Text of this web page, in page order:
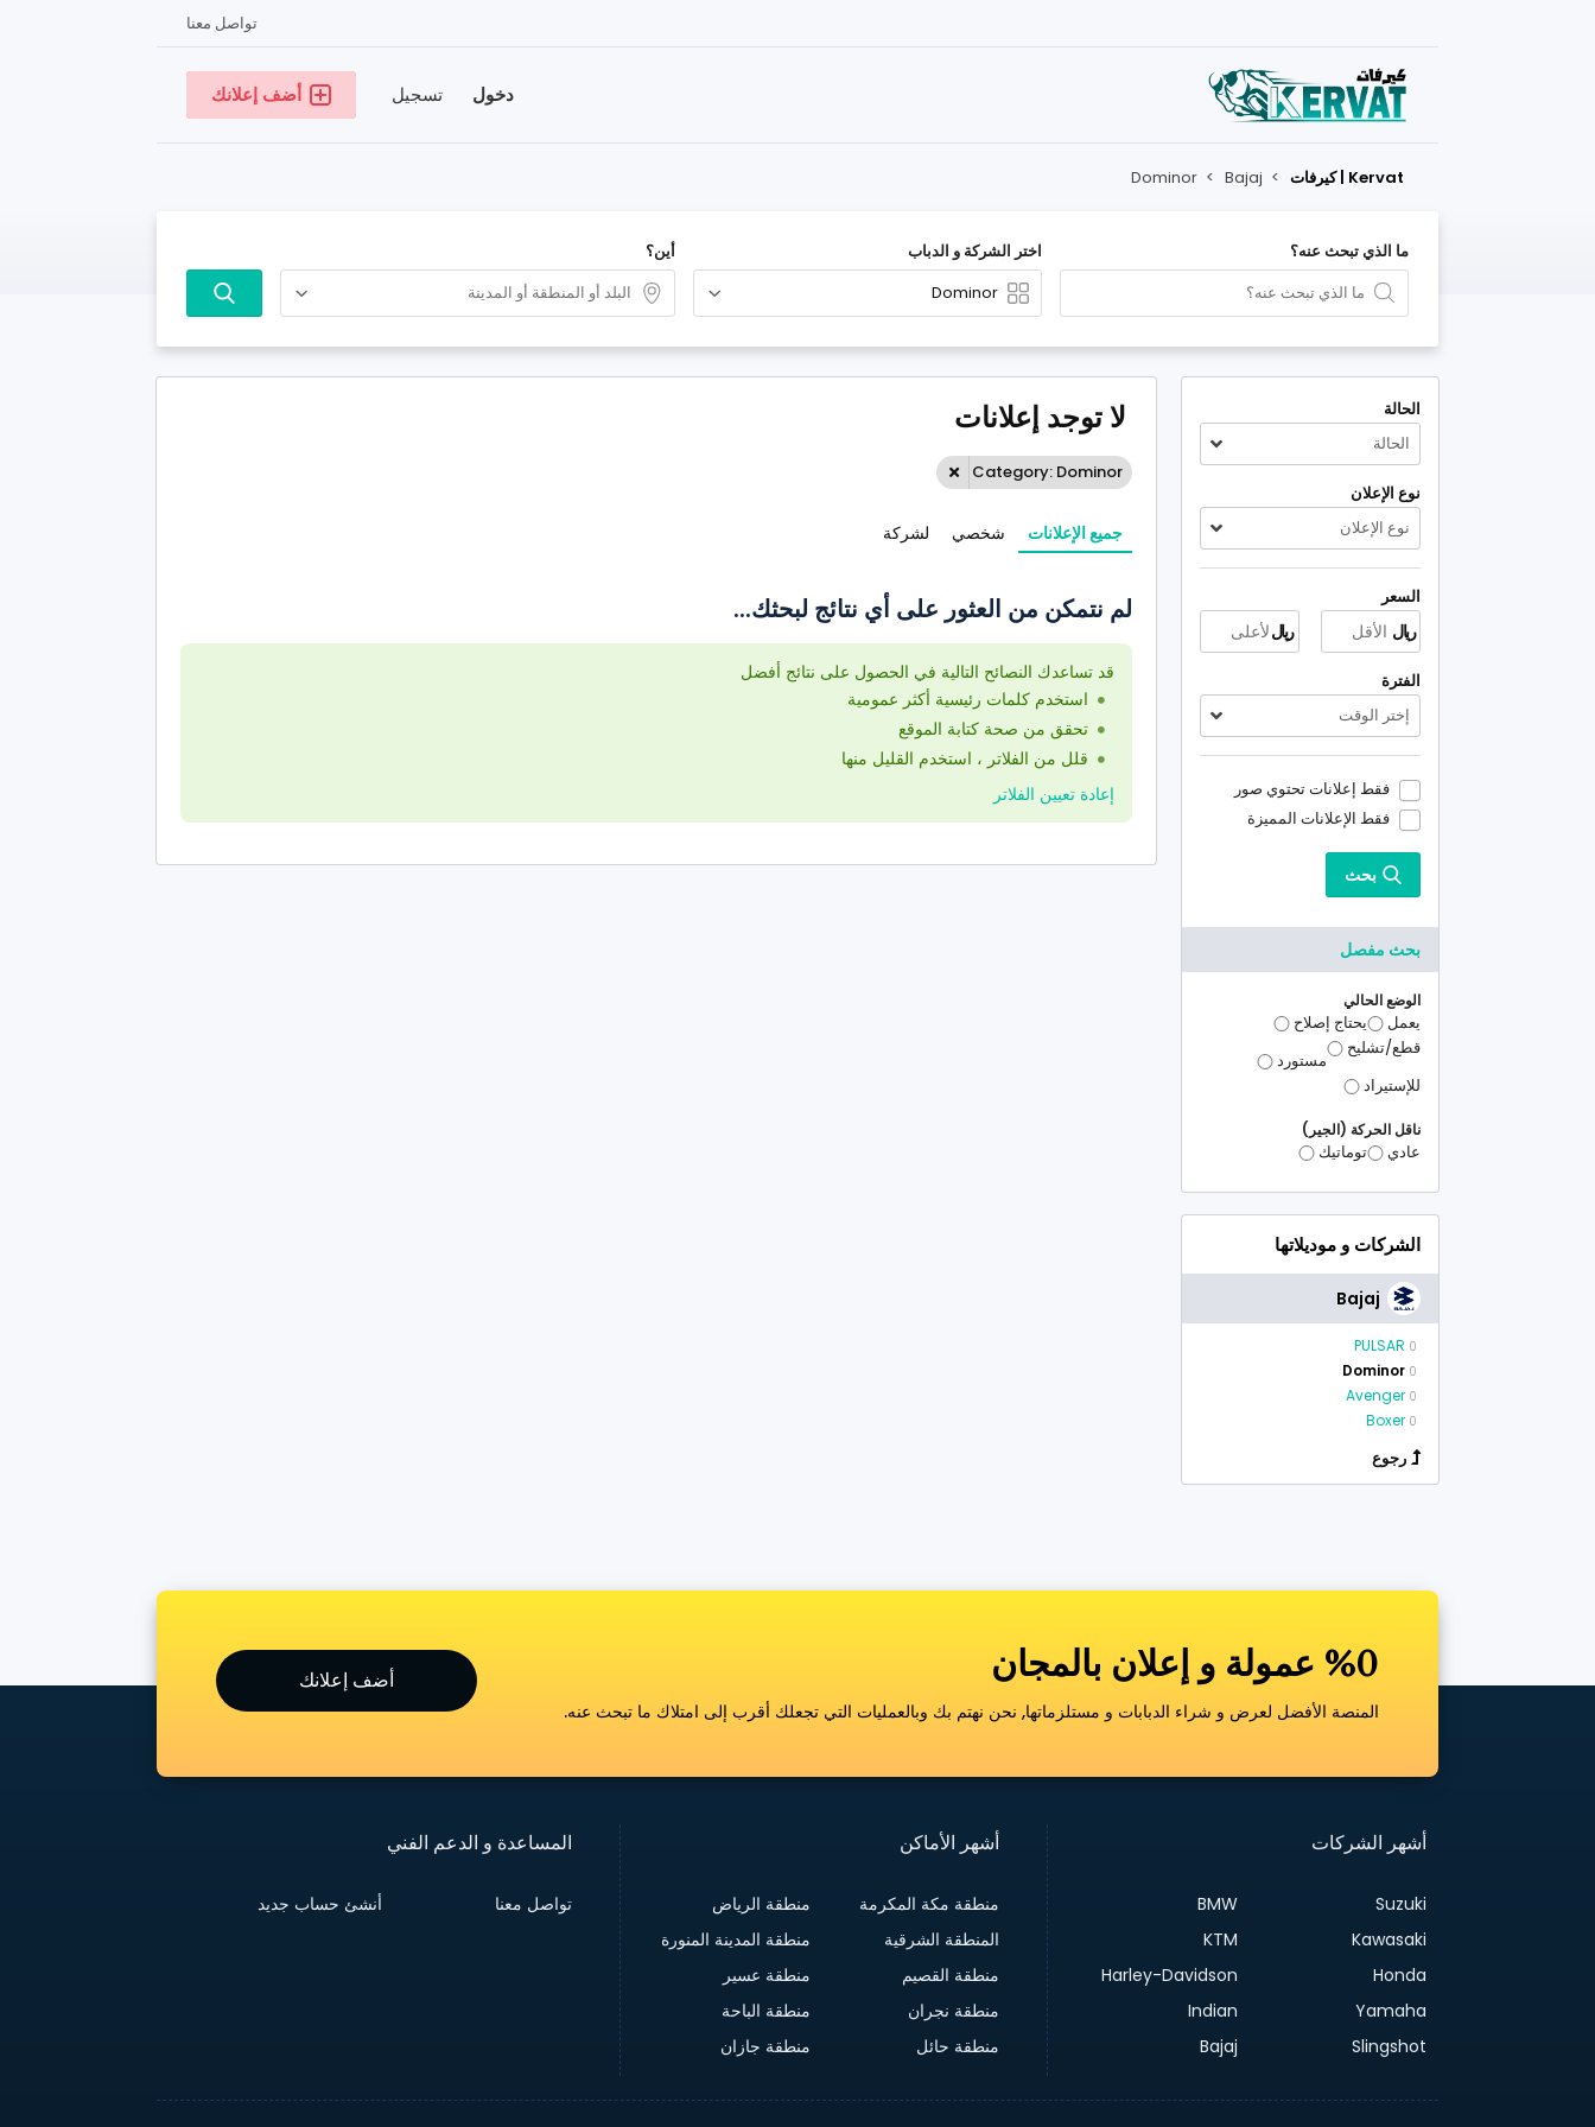
تواصل معنا
أضف إعلانك تسجيل دخول
Kervat | كيرفات >
Bajaj
>
Dominor
ما الذي تبحث عنه؟ اختر الشركة و الدباب أين؟
الحالة
الحالة
نوع الإعلان
نوع الإعلان
السعر
ريال ريال
الفترة
إختر الوقت
فقط إعلانات تحتوي صور
فقط الإعلانات المميزة
بحث مفصل
الوضع الحالي
يعمل
يحتاج إصلاح
قطع/تشليح
مستورد
للإستيراد
ناقل الحركة (الجير)
عادي توماتيك
بحث
الشركات و موديلاتها
Bajaj
PULSAR 0
Dominor 0
Avenger 0
Boxer 0
رجوع
لا توجد إعلانات
Category: Dominor
جميع الإعلانات شخصي لشركة
لم نتمكن من العثور على أي نتائج لبحثك...
قد تساعدك النصائح التالية في الحصول على نتائج أفضل
استخدم كلمات رئيسية أكثر عمومية
تحقق من صحة كتابة الموقع
قلل من الفلاتر ، استخدم القليل منها
إعادة تعيين الفلاتر
%0 عمولة و إعلان بالمجان
المنصة الأفضل لعرض و شراء الدبابات و مستلزماتها, نحن نهتم بك وبالعمليات التي تجعلك أقرب إلى امتلاك ما تبحث عنه.
أضف إعلانك
أشهر الشركات
Suzuki
BMW
Kawasaki
KTM
Honda
Harley-Davidson
Yamaha
Indian
Slingshot
Bajaj
أشهر الأماكن
منطقة مكة المكرمة
منطقة الرياض
المنطقة الشرقية
منطقة المدينة المنورة
منطقة القصيم
منطقة عسير
منطقة نجران
منطقة الباحة
منطقة حائل
منطقة جازان
المساعدة و الدعم الفني
تواصل معنا أنشئ حساب جديد